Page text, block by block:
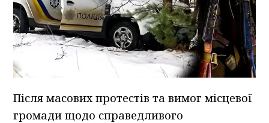
Після масових протестів та вимог місцевої
громади щодо справедливого